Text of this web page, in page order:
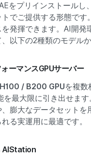
をプリインストールし
トでご提供する形態で
を発揮できます。AI開
以下の2種類のモデル
ーマンスGPUサーバー
/ B200 GPUを複数
を最大限に引き出せま
、膨大なデータセット
る実運用に最適です。
AIStation